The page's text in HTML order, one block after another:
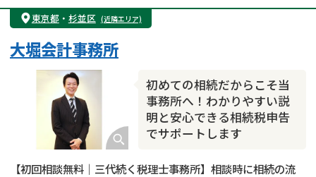
遺産分割
遺留分侵害額請求
相続税申告
相続手続き
銀行手続き
成年後見・任意後見
相続人調査
相続トラブル
東京都 ・ 杉並区 (近隣エリア)
初めての相続だからこそ当
事務所へ！わかりやすい説
明と安心できる相続税申告
でサポートします
大堀会計事務所
【初回相談無料｜三代続く税理士事務所】相談時に相続の流